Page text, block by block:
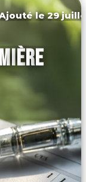
le 29